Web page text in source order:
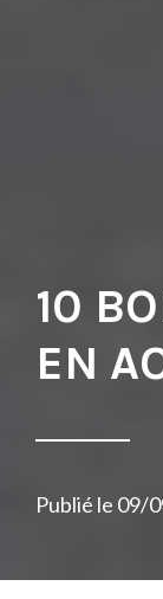
10
EN
Publié le 09/